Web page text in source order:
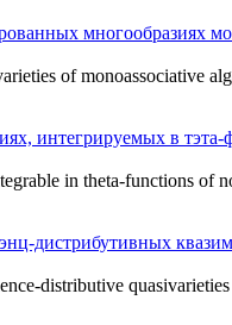
многообразиях
of monoassociative
интегрируемых в
in theta-functions of
дистрибутивных
distributive